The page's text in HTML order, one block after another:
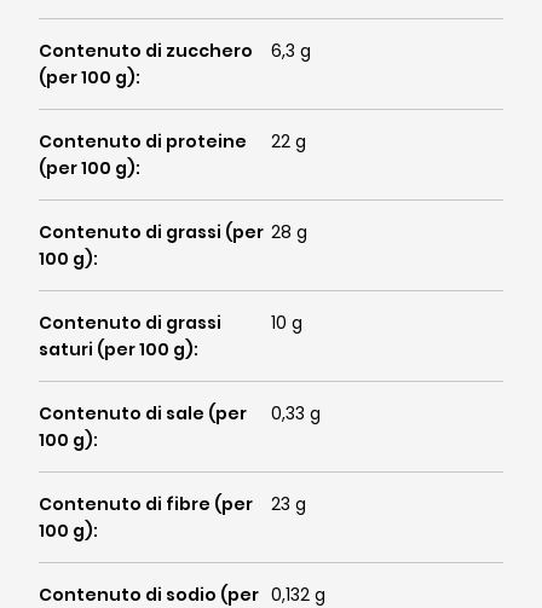
Contenuto di zucchero
(per 100 g):
6,3 g
Contenuto di proteine
(per 100 g):
22 g
Contenuto di grassi (per
100 g):
28 g
Contenuto di grassi
saturi (per 100 g):
10 g
Contenuto di sale (per
100 g):
0,33 g
Contenuto di fibre (per
100 g):
23 g
Contenuto di sodio (per 0,132 g